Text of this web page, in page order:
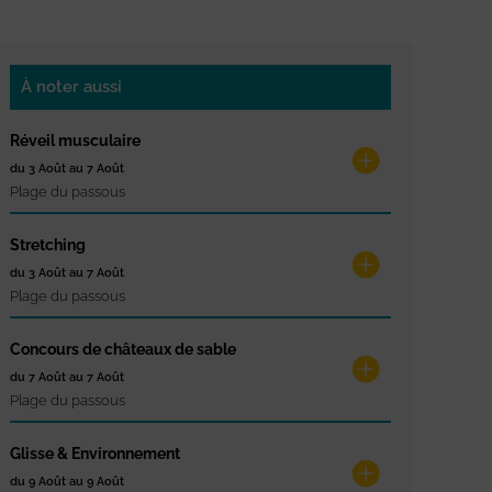
À noter aussi
Réveil musculaire
du 3 Août au 7 Août
Plage du passous
Stretching
du 3 Août au 7 Août
Plage du passous
Concours de châteaux de sable
du 7 Août au 7 Août
Plage du passous
Glisse & Environnement
du 9 Août au 9 Août